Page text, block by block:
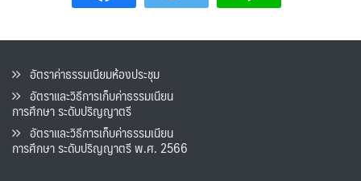
อัตราค่าธรรมเนียมห้องประชุม
อัตราและวิธีการเก็บค่าธรรมเนียน
การศึกษา ระดับปริญญาตรี
อัตราและวิธีการเก็บค่าธรรมเนียน
การศึกษา ระดับปริญญาตรี พ.ศ. 2566